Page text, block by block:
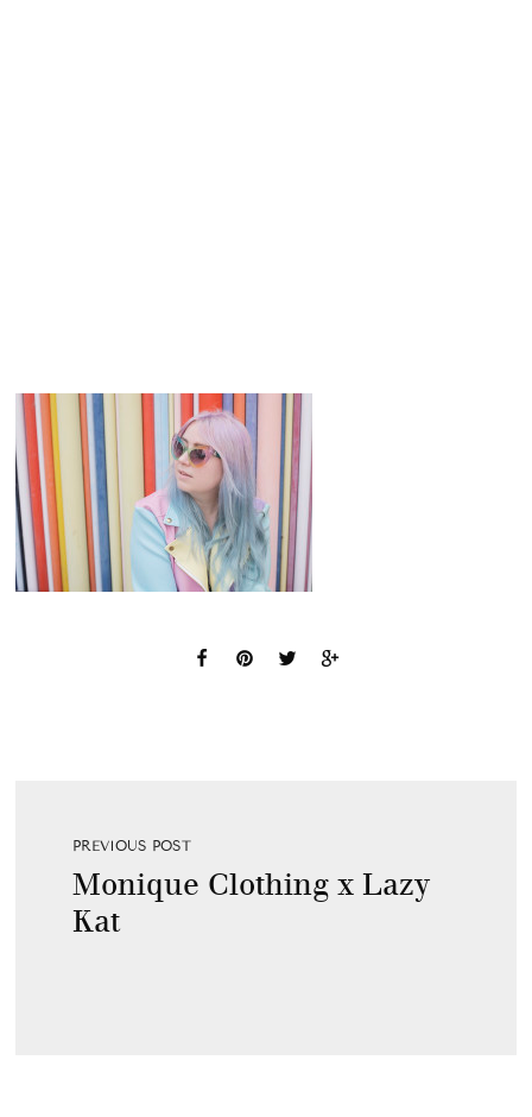
PREVIOUS POST
Monique Clothing x Lazy
Kat